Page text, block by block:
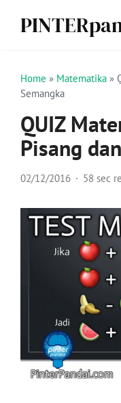
Home » Matematika »
Semangka
QUIZ
Pisang
02/12/2016 58 sec